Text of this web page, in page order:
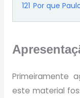
121 Por que
Primeiramente
este material